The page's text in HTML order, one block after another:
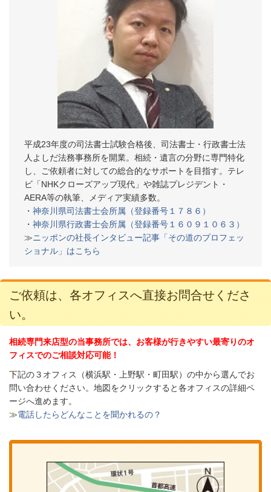
平成23年度の司法書士試験合格後、司法書士・行政書士法
人よしだ法務事務所を開業。相続・遺言の分野に専門特化
し、ご依頼者に対しての総合的なサポートを目指す。テレ
ビ「NHKクローズアップ現代」や雑誌プレジデント・
AERA等の執筆、メディア実績多数。
・ 神奈川県司法書士会所属（登録番号１７８６）
・ 神奈川県行政書士会所属（登録番号１６０９１０６３）
≫ニッポンの社長インタビュー記事「その道のプロフェッ
ショナル」はこちら
ご依頼は、各オフィスへ直接お問合せくださ
い。
相続専門来店型の当事務所では、お客様が行きやすい最寄りのオ
フィスでのご相談対応可能！
下記の３オフィス（横浜駅・上野駅・町田駅）の中から選んでお
問い合わせください。 地図をクリックすると各オフィスの詳細ペ
ージへ進めます。
≫電話したらどんなことを聞かれるの？